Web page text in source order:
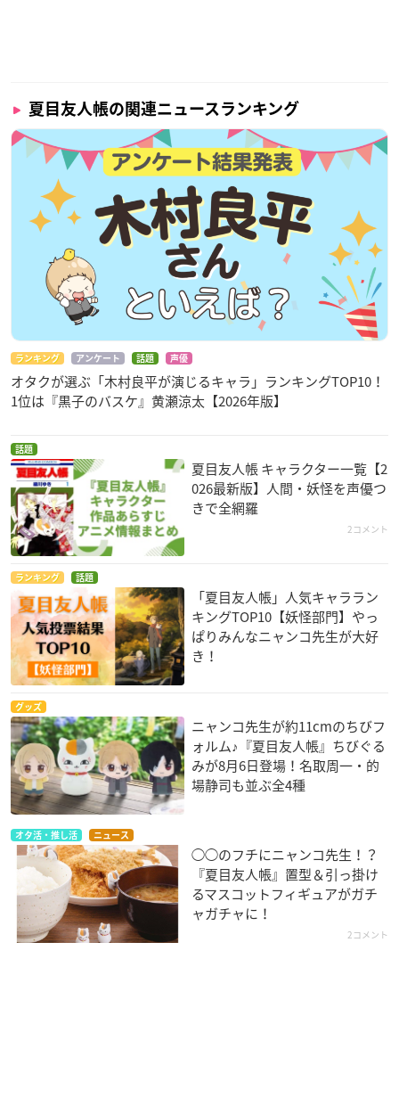
夏目友人帳の関連ニュースランキング
ランキング アンケート 話題 声優
オタクが選ぶ「木村良平が演じるキャラ」ランキングTOP10！
1位は『黒子のバスケ』黄瀬涼太【2026年版】
話題
夏目友人帳 キャラクター一覧【2
026最新版】人間・妖怪を声優つ
きで全網羅
2コメント
ランキング 話題
「夏目友人帳」人気キャララン
キングTOP10【妖怪部門】やっ
ぱりみんなニャンコ先生が大好
き！
グッズ
ニャンコ先生が約11cmのちびフ
ォルム♪『夏目友人帳』ちびぐる
みが8月6日登場！名取周一・的
場静司も並ぶ全4種
オタ活・推し活 ニュース
◯◯のフチにニャンコ先生！？
『夏目友人帳』置型＆引っ掛け
るマスコットフィギュアがガチ
ャガチャに！
2コメント